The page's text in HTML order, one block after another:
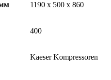
1190 x 500 x 860
400
Kaeser Kompressoren